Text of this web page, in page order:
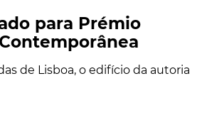
para Prémio
de Lisboa, o edifício da autoria